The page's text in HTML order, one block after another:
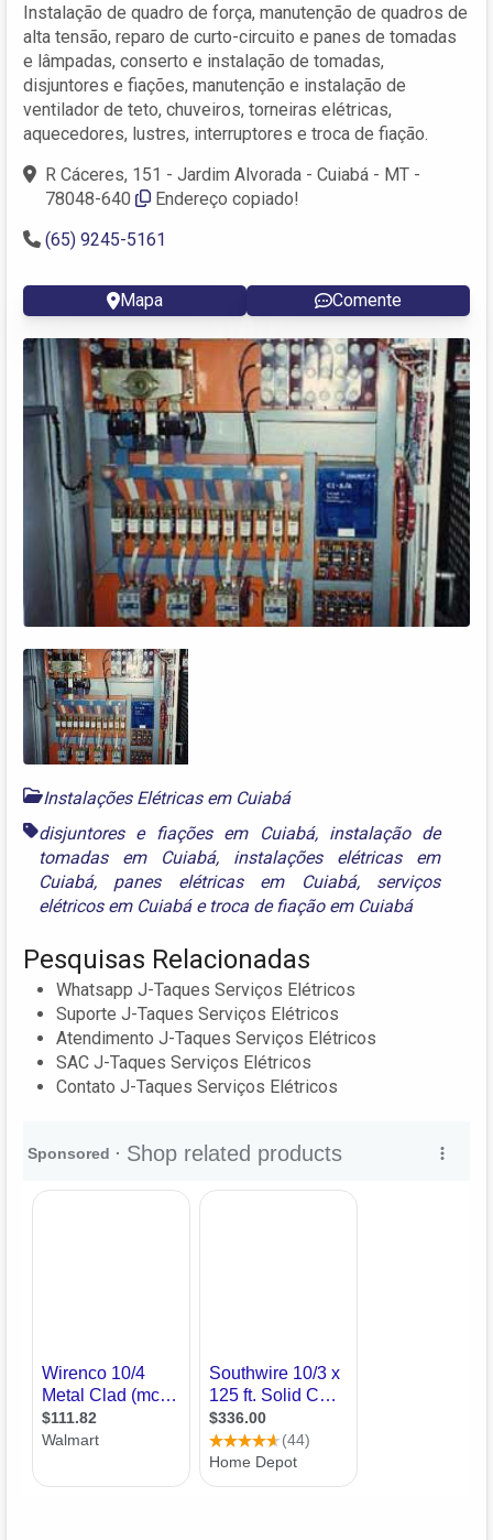
Instalação de quadro de força, manutenção de quadros de
alta tensão, reparo de curto-circuito e panes de tomadas
e lâmpadas, conserto e instalação de tomadas,
disjuntores e fiações, manutenção e instalação de
ventilador de teto, chuveiros, torneiras elétricas,
aquecedores, lustres, interruptores e troca de fiação.
R Cáceres, 151 - Jardim Alvorada - Cuiabá - MT -
78048-640
Endereço copiado!
(65) 9245-5161
Mapa Comente
Instalações Elétricas em Cuiabá
disjuntores e fiações em Cuiabá, instalação de
tomadas em Cuiabá, instalações elétricas em
Cuiabá, panes elétricas em Cuiabá, serviços
elétricos em Cuiabáe troca de fiação em Cuiabá
Pesquisas Relacionadas
Whatsapp J-Taques Serviços Elétricos
Suporte J-Taques Serviços Elétricos
Atendimento J-Taques Serviços Elétricos
SAC J-Taques Serviços Elétricos
Contato J-Taques Serviços Elétricos